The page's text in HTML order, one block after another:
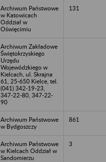
Archiwum Państwowe
w Katowicach
Oddział w
Oświęcimiu
131
Archiwum Zakładowe
Świętokrzyskiego
Urzędu
Wojewódzkiego w
Kielcach, ul. Skrajna
61, 25-650 Kielce, tel.
(041) 342-19-23,
347-22-80, 347-22-
90
Archiwum Państwowe
w Bydgoszczy
861
Archiwum Państwowe
w Kielcach Oddział w
Sandomierzu
3